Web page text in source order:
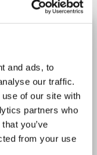
and ads, to
our traffic.
of our site with
partners who
you’ve
from your use
Détails